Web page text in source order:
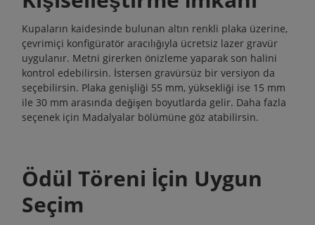
Kupaların kaidesinde bulunan altın renkli plaka üzerine,
çevrimiçi konfigüratör aracılığıyla ücretsiz lazer gravür
uygulanır. Metni girerken önizleme yaparak son halini
kontrol edebilirsin. İstersen gravürsüz bir versiyon da
seçebilirsin. Plaka genişliği 55 mm, yüksekliği ise 15 mm
ile 30 mm arasında değişen boyutlarda gelir. Daha fazla
seçenek için Madalyalar bölümüne göz atabilirsin.
Ödül Töreni İçin Uygun
Seçim